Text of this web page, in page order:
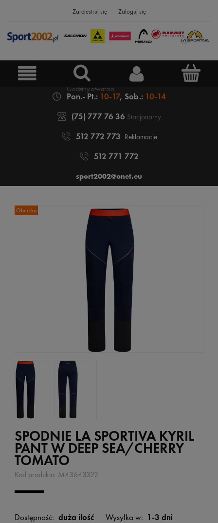
Zarejestruj się Zaloguj się
Pon.- Pt.: 10-17, Sob.: 10-14
(75) 777 76 36 Stacjonarny
512 772 773 Reklamacje
512 771 772
sport2002@onet.eu
Obniżka
SPODNIE LA SPORTIVA KYRIL
PANT W DEEP SEA/CHERRY
TOMATO
Kod produktu: M43643322
Dostępność: duża ilość Wysyłka w: 1-3 dni